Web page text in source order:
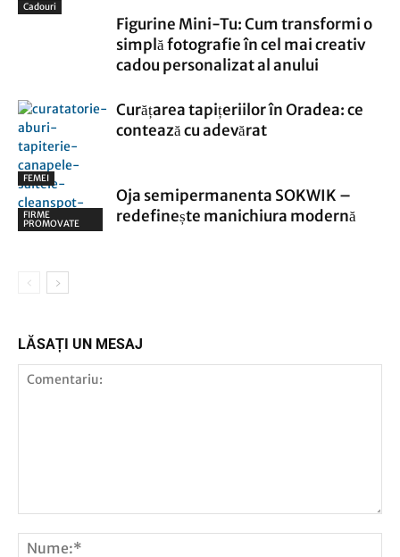
Cadouri
Figurine Mini-Tu: Cum transformi o
simplă fotografie în cel mai creativ
cadou personalizat al anului
FIRME
PROMOVATE
Curățarea tapițeriilor în Oradea: ce
contează cu adevărat
FEMEI
Oja semipermanenta SOKWIK –
redefinește manichiura modernă
LĂSAȚI UN MESAJ